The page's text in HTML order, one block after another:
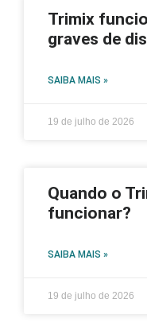
Trimix
graves de
SAIBA MAIS »
19 de julho de 2026
Quando o
funcionar?
SAIBA MAIS »
19 de julho de 2026